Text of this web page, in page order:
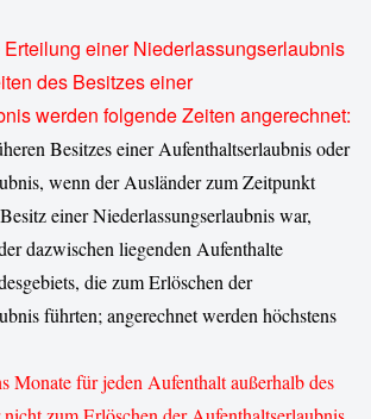
einer Niederlassungserlaubnis
des Besitzes einer
werden folgende Zeiten angerechnet:
Besitzes einer Aufenthaltserlaubnis oder
wenn der Ausländer zum Zeitpunkt
einer Niederlassungserlaubnis war,
dazwischen liegenden Aufenthalte
die zum Erlöschen der
führten; angerechnet werden höchstens
Monate für jeden Aufenthalt außerhalb des